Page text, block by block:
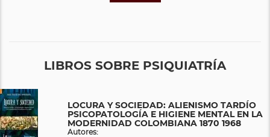
LIBROS SOBRE PSIQUIATRÍA
LOCURA Y SOCIEDAD: ALIENISMO TARDÍO
PSICOPATOLOGÍA E HIGIENE MENTAL EN LA
MODERNIDAD COLOMBIANA 1870 1968
Autores: